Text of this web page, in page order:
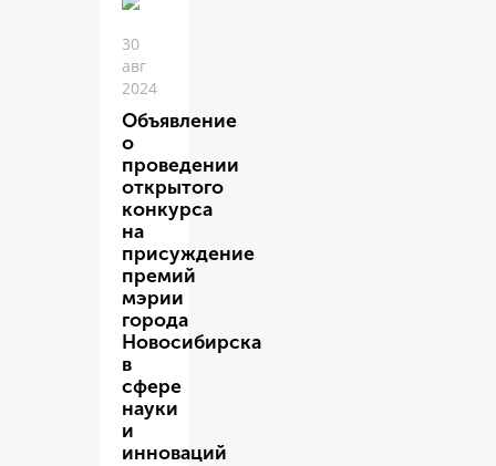
30
авг
2024
Объявление
о
проведении
открытого
конкурса
на
присуждение
премий
мэрии
города
Новосибирска
в
сфере
науки
и
инноваций